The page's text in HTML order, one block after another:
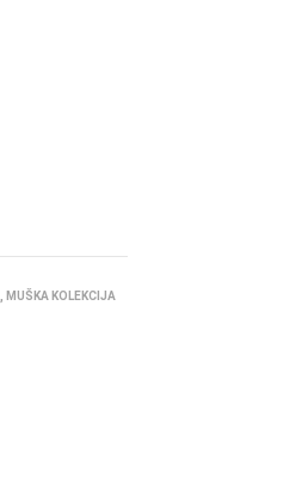
MUŠKA KOLEKCIJA